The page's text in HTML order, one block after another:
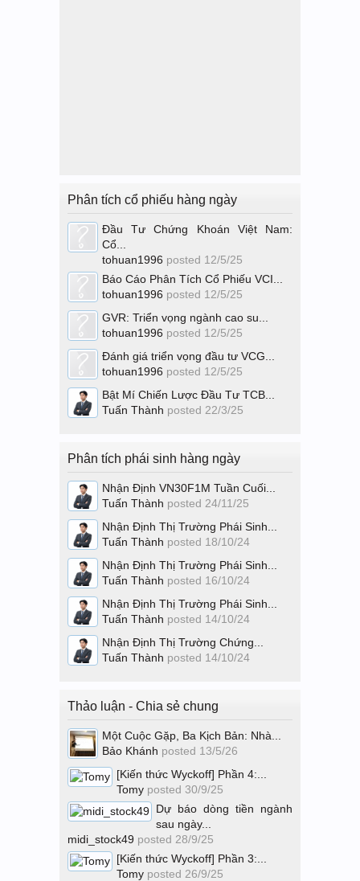
Phân tích cổ phiếu hàng ngày
Đầu Tư Chứng Khoán Việt Nam:
Cổ...
tohuan1996 posted 12/5/25
Báo Cáo Phân Tích Cổ Phiếu VCI...
tohuan1996 posted 12/5/25
GVR: Triển vọng ngành cao su...
tohuan1996 posted 12/5/25
Đánh giá triển vọng đầu tư VCG...
tohuan1996 posted 12/5/25
Bật Mí Chiến Lược Đầu Tư TCB...
Tuấn Thành posted 22/3/25
Phân tích phái sinh hàng ngày
Nhận Định VN30F1M Tuần Cuối...
Tuấn Thành posted 24/11/25
Nhận Định Thị Trường Phái Sinh...
Tuấn Thành posted 18/10/24
Nhận Định Thị Trường Phái Sinh...
Tuấn Thành posted 16/10/24
Nhận Định Thị Trường Phái Sinh...
Tuấn Thành posted 14/10/24
Nhận Định Thị Trường Chứng...
Tuấn Thành posted 14/10/24
Thảo luận - Chia sẻ chung
Một Cuộc Gặp, Ba Kịch Bản: Nhà...
Bảo Khánh posted 13/5/26
[Kiến thức Wyckoff] Phần 4:...
Tomy posted 30/9/25
Dự báo dòng tiền ngành
sau ngày...
midi_stock49 posted 28/9/25
[Kiến thức Wyckoff] Phần 3:...
Tomy posted 26/9/25